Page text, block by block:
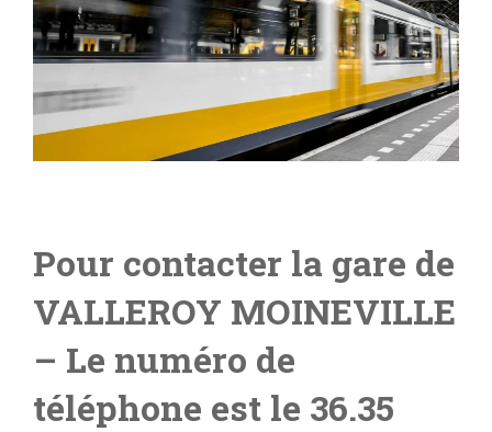
Pour contacter la gare de
VALLEROY MOINEVILLE
– Le numéro de
téléphone est le 36.35